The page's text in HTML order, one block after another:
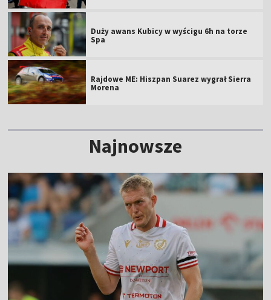
Duży awans Kubicy w wyścigu 6h na torze
Spa
Rajdowe ME: Hiszpan Suarez wygrał Sierra
Morena
Najnowsze